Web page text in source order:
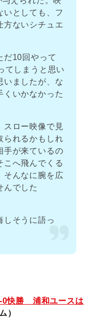
いとしても、フ
方ないシチュエ
だ10回やって
てしまうと思い
いましたが、な
くいかなかった
スロー映像で見
られるかもしれ
手が来ているの
こへ飛んでくる
そんなに腕を広
んでした
しそうに語っ
0快勝 浦和ユースは
）